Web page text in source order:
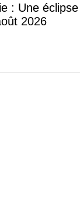
: Une
2026